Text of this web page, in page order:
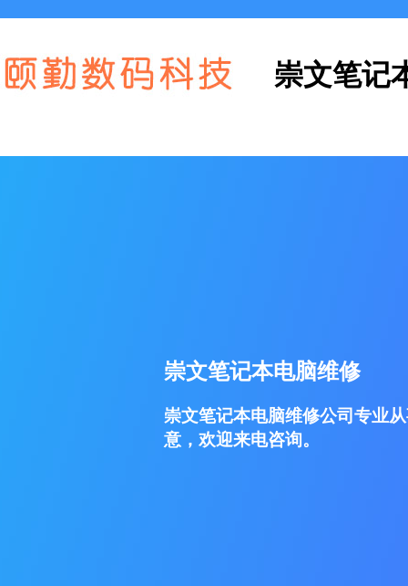
崇文笔记
崇文笔记本电脑维修
崇文笔记本电脑维修公司专业
意，欢迎来电咨询。